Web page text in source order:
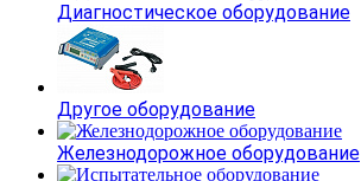
Диагностическое оборудование
Другое оборудование
Железнодорожное оборудование